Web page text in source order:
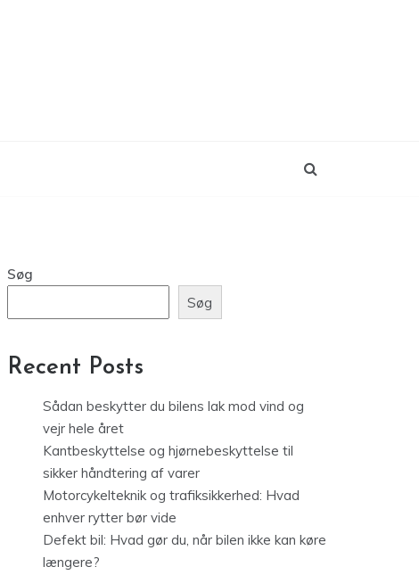
Søg
Søg
Recent Posts
Sådan beskytter du bilens lak mod vind og
vejr hele året
Kantbeskyttelse og hjørnebeskyttelse til
sikker håndtering af varer
Motorcykelteknik og trafiksikkerhed: Hvad
enhver rytter bør vide
Defekt bil: Hvad gør du, når bilen ikke kan køre
længere?